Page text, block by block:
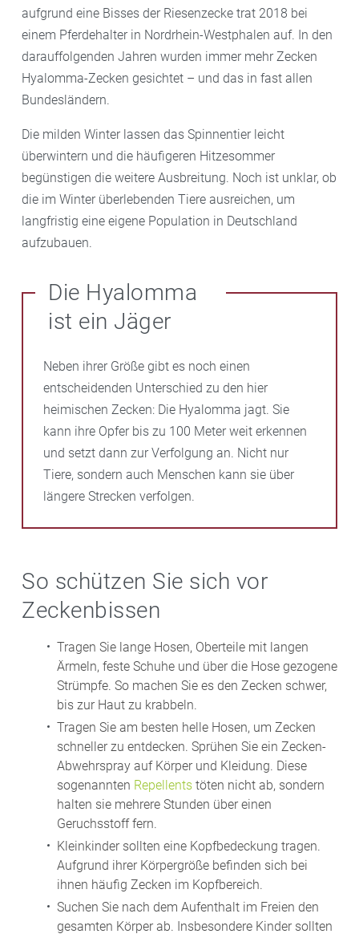
aufgrund eine Bisses der Riesenzecke trat 2018 bei
einem Pferdehalter in Nordrhein-Westphalen auf. In den
darauffolgenden Jahren wurden immer mehr Zecken
Hyalomma-Zecken gesichtet – und das in fast allen
Bundesländern.
Die milden Winter lassen das Spinnentier leicht
überwintern und die häufigeren Hitzesommer
begünstigen die weitere Ausbreitung. Noch ist unklar, ob
die im Winter überlebenden Tiere ausreichen, um
langfristig eine eigene Population in Deutschland
aufzubauen.
Die Hyalomma
ist ein Jäger
Neben ihrer Größe gibt es noch einen
entscheidenden Unterschied zu den hier
heimischen Zecken: Die Hyalomma jagt. Sie
kann ihre Opfer bis zu 100 Meter weit erkennen
und setzt dann zur Verfolgung an. Nicht nur
Tiere, sondern auch Menschen kann sie über
längere Strecken verfolgen.
So schützen Sie sich vor
Zeckenbissen
Tragen Sie lange Hosen, Oberteile mit langen
Ärmeln, feste Schuhe und über die Hose gezogene
Strümpfe. So machen Sie es den Zecken schwer,
bis zur Haut zu krabbeln.
Tragen Sie am besten helle Hosen, um Zecken
schneller zu entdecken. Sprühen Sie ein Zecken-
Abwehrspray auf Körper und Kleidung. Diese
sogenannten Repellents töten nicht ab, sondern
halten sie mehrere Stunden über einen
Geruchsstoff fern.
Kleinkinder sollten eine Kopfbedeckung tragen.
Aufgrund ihrer Körpergröße befinden sich bei
ihnen häufig Zecken im Kopfbereich.
Suchen Sie nach dem Aufenthalt im Freien den
gesamten Körper ab. Insbesondere Kinder sollten